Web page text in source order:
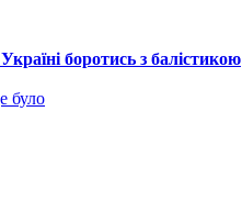
боротись з балістикою
було